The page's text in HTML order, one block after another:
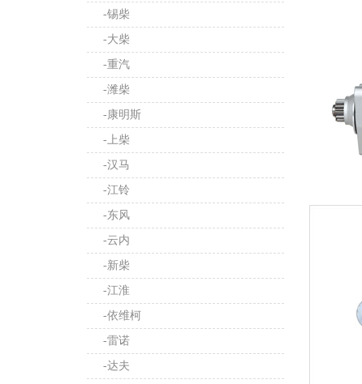
-锡柴
-大柴
-重汽
-潍柴
-康明斯
-上柴
-汉马
-江铃
-东风
-云内
-新柴
-江淮
-依维柯
-雷诺
-达夫